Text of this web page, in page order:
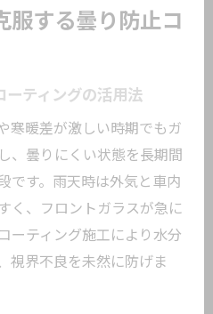
服する曇り防止コ
ーティングの活用法
寒暖差が激しい時期でもガ
、曇りにくい状態を長期間
です。雨天時は外気と車内
く、フロントガラスが急に
ーティング施工により水分
視界不良を未然に防げま